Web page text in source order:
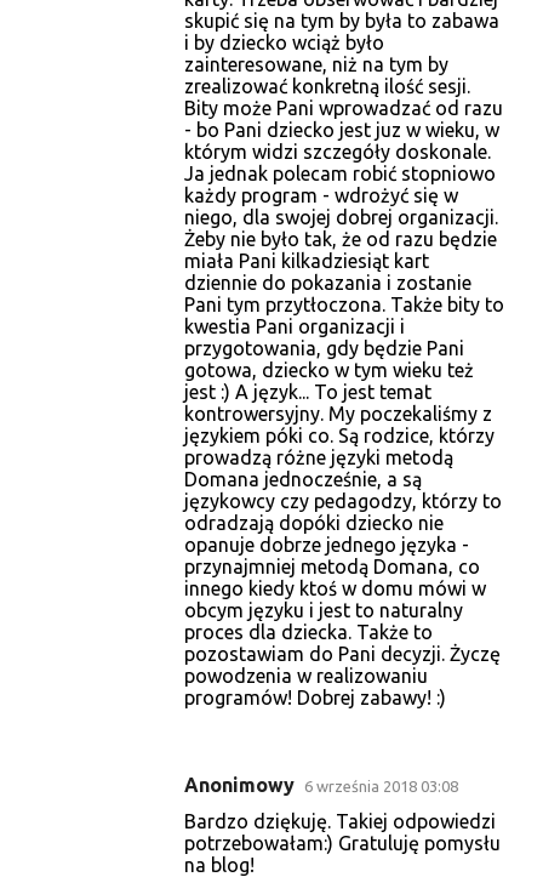
skupić się na tym by była to zabawa
i by dziecko wciąż było
zainteresowane, niż na tym by
zrealizować konkretną ilość sesji.
Bity może Pani wprowadzać od razu
- bo Pani dziecko jest juz w wieku, w
którym widzi szczegóły doskonale.
Ja jednak polecam robić stopniowo
każdy program - wdrożyć się w
niego, dla swojej dobrej organizacji.
Żeby nie było tak, że od razu będzie
miała Pani kilkadziesiąt kart
dziennie do pokazania i zostanie
Pani tym przytłoczona. Także bity to
kwestia Pani organizacji i
przygotowania, gdy będzie Pani
gotowa, dziecko w tym wieku też
jest :) A język... To jest temat
kontrowersyjny. My poczekaliśmy z
językiem póki co. Są rodzice, którzy
prowadzą różne języki metodą
Domana jednocześnie, a są
językowcy czy pedagodzy, którzy to
odradzają dopóki dziecko nie
opanuje dobrze jednego języka -
przynajmniej metodą Domana, co
innego kiedy ktoś w domu mówi w
obcym języku i jest to naturalny
proces dla dziecka. Także to
pozostawiam do Pani decyzji. Życzę
powodzenia w realizowaniu
programów! Dobrej zabawy! :)
Anonimowy 6 września 2018 03:08
Bardzo dziękuję. Takiej odpowiedzi
potrzebowałam:) Gratuluję pomysłu
na blog!